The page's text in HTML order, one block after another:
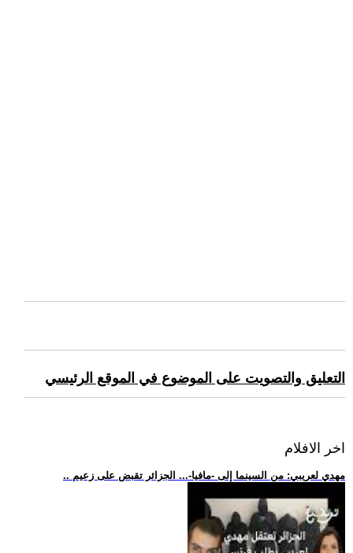
التعليق والتصويت على الموضوع في الموقع الرئيسي
اخر الافلام
.. مهدي لعريبي: من السينما إلى -مافيا-... الجزائر تقبض على زعيم